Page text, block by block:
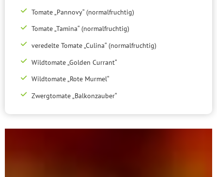
Tomate „Pannovy“ (normalfruchtig)
Tomate „Tamina“ (normalfruchtig)
veredelte Tomate „Culina“ (normalfruchtig)
Wildtomate „Golden Currant“
Wildtomate „Rote Murmel“
Zwergtomate „Balkonzauber“